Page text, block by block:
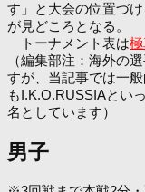
す」と大会の位置づ
が見どころとなる。
トーナメント表は
（編集部注：海外の
すが、当記事では一
もI.K.O.RUSSIAとい
名としています）
男子